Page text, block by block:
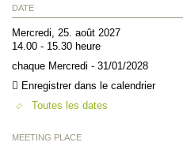
DATE
Mercredi, 25. août 2027
14.00 - 15.30 heure
chaque Mercredi - 31/01/2028
Enregistrer dans le calendrier
Toutes les dates
MEETING PLACE